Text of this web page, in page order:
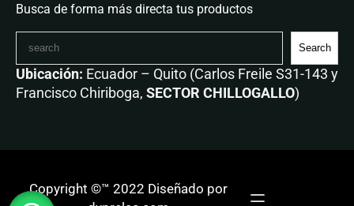
Busca de forma más directa tus productos
Search
Ubicación: Ecuador – Quito (Carlos Freile S31-143 y
Francisco Chiriboga, SECTOR CHILLOGALLO)
Copyright ©™ 2022 Diseñado por